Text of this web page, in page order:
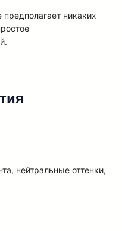
никаких
нейтральные оттенки,